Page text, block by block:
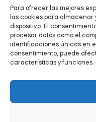
Para ofrecer las mejores
las cookies para
dispositivo. El
procesar datos como el
identificaciones únicas en
consentimiento, puede
características y funciones.
Política de
Envíos y
Política de